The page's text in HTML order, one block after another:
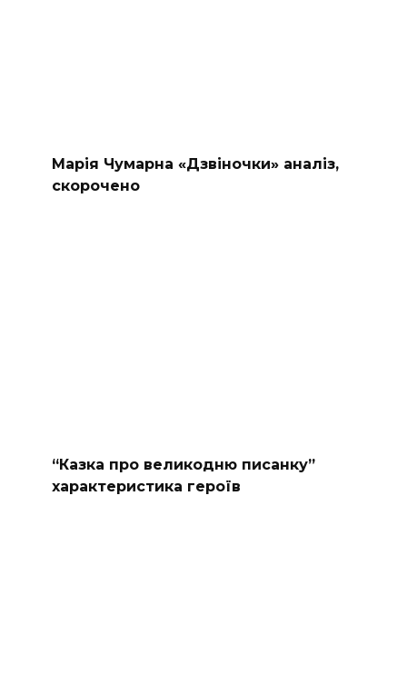
Марія Чумарна «Дзвіночки» аналіз,
скорочено
“Казка про великодню писанку”
характеристика героїв